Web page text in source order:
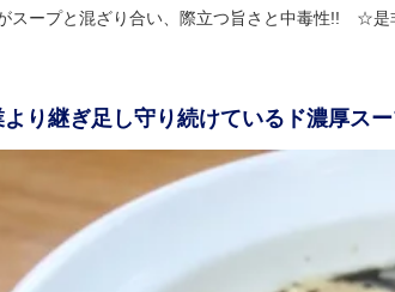
スープと混ざり合い、際立つ旨さと中毒性!! ☆是
より継ぎ足し守り続けているド濃厚ス